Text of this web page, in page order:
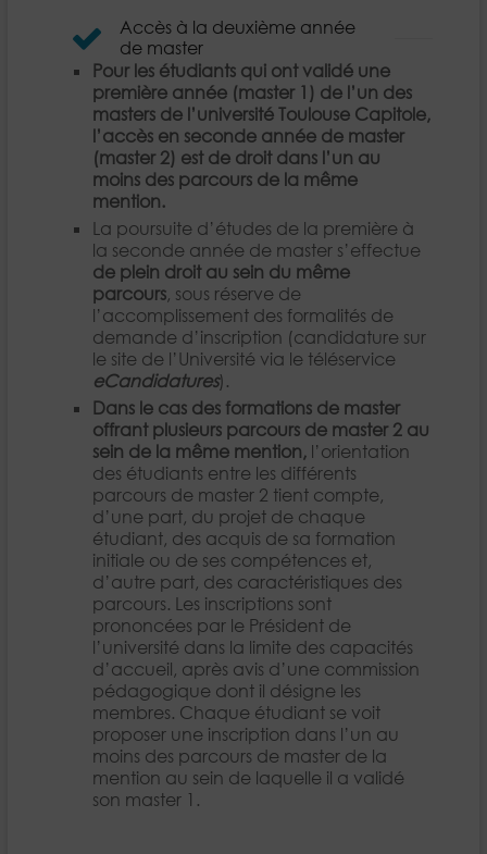
Accès à la deuxième année
de master
Pour les étudiants qui ont validé une
première année (master 1) de l’un des
masters de l’université Toulouse Capitole,
l’accès en seconde année de master
(master 2) est de droit dans l’un au
moins des parcours de la même
mention.
La poursuite d’études de la première à
la seconde année de master s’effectue
de plein droit au sein du même
parcours, sous réserve de
l’accomplissement des formalités de
demande d’inscription (candidature sur
le site de l’Université via le téléservice
eCandidatures).
Dans le cas des formations de master
offrant plusieurs parcours de master 2 au
sein de la même mention, l’orientation
des étudiants entre les différents
parcours de master 2 tient compte,
d’une part, du projet de chaque
étudiant, des acquis de sa formation
initiale ou de ses compétences et,
d’autre part, des caractéristiques des
parcours. Les inscriptions sont
prononcées par le Président de
l’université dans la limite des capacités
d’accueil, après avis d’une commission
pédagogique dont il désigne les
membres. Chaque étudiant se voit
proposer une inscription dans l’un au
moins des parcours de master de la
mention au sein de laquelle il a validé
son master 1.